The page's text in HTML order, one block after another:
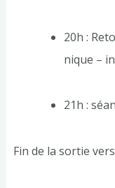
20h :
nique –
21h :
Fin de la sortie